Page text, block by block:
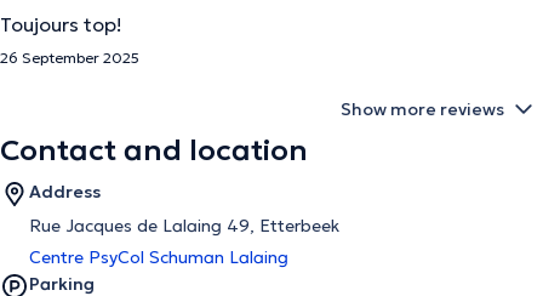
Toujours top!
26 September 2025
Show more reviews
Contact and location
Address
Rue Jacques de Lalaing 49, Etterbeek
Centre PsyCol Schuman Lalaing
Parking